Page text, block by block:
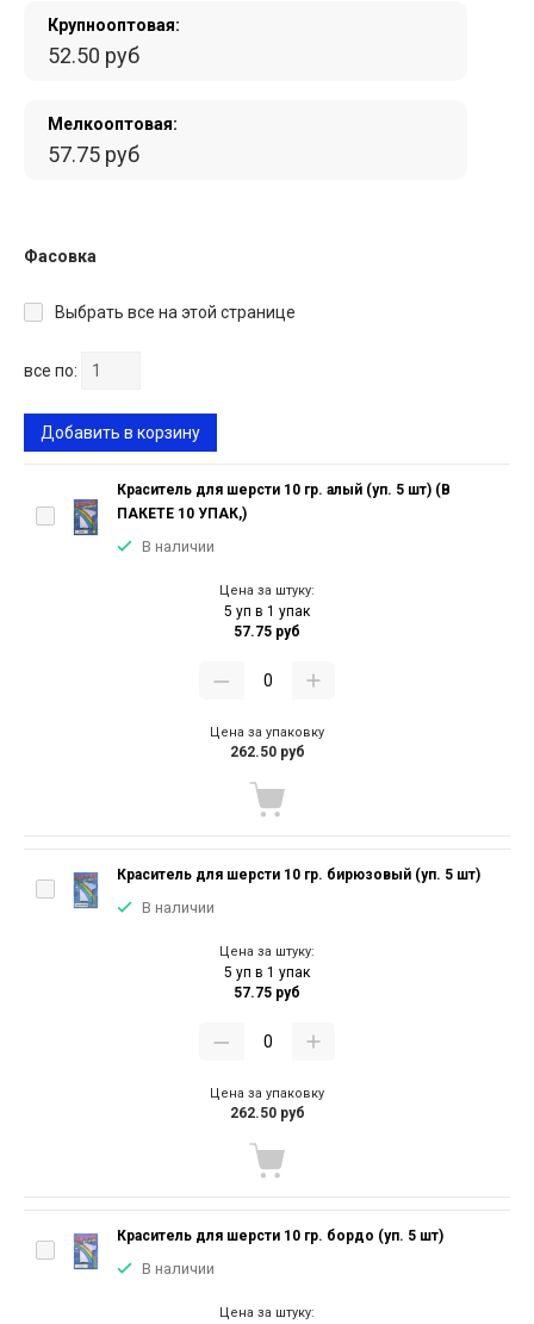
Крупнооптовая:
52.50 руб
Мелкооптовая:
57.75 руб
Фасовка
Выбрать все на этой странице
все по:
Добавить в корзину
Краситель для шерсти 10 гр. алый (уп. 5 шт) (В
ПАКЕТЕ 10 УПАК,)
В наличии
Цена за штуку:
5 уп в 1 упак
57.75 руб
Цена за упаковку
262.50 руб
Краситель для шерсти 10 гр. бирюзовый (уп. 5 шт)
В наличии
Цена за штуку:
5 уп в 1 упак
57.75 руб
Цена за упаковку
262.50 руб
Краситель для шерсти 10 гр. бордо (уп. 5 шт)
В наличии
Цена за штуку: